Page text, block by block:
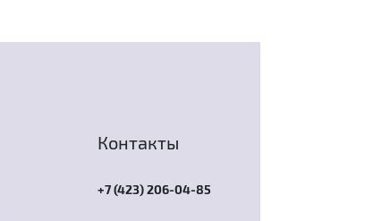
Контакты
+7 (423) 206-04-85